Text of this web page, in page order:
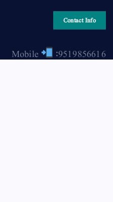
Contact Info
Mobile
:9519856616